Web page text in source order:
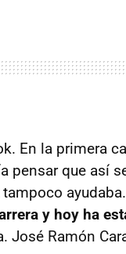
En la primera
pensar que así
y hoy ha
José Ramón